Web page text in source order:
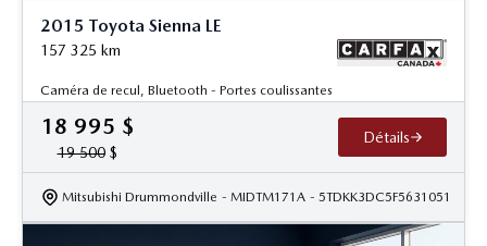
2015 Toyota Sienna LE
157 325 km
Caméra de recul, Bluetooth - Portes coulissantes
18 995 $
19 500$
Détails
Mitsubishi Drummondville - MIDTM171A - 5TDKK3DC5F5631051